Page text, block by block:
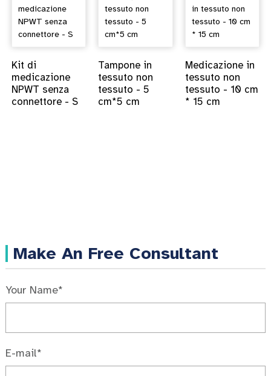
Kit di
medicazione
NPWT senza
connettore - S
Tampone in
tessuto non
tessuto - 5
cm*5 cm
Medicazione in
tessuto non
tessuto - 10 cm
* 15 cm
Make An Free Consultant
Your Name*
E-mail*